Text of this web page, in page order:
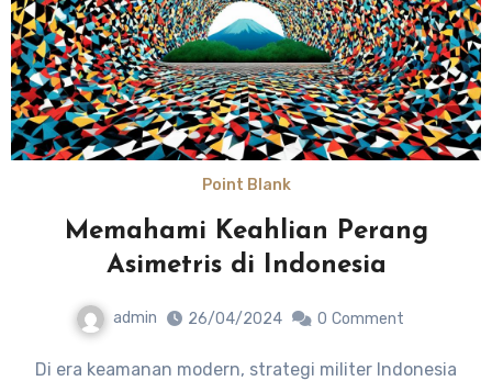
Point Blank
Memahami Keahlian Perang
Asimetris di Indonesia
admin 26/04/2024 0 Comment
Di era keamanan modern, strategi militer Indonesia